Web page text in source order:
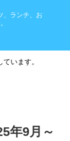
、ランチ、お
います。
年9月～